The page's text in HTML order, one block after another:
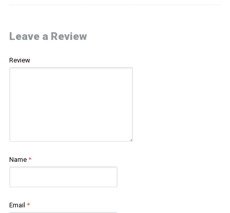
Leave a Review
Review
Name *
Email *